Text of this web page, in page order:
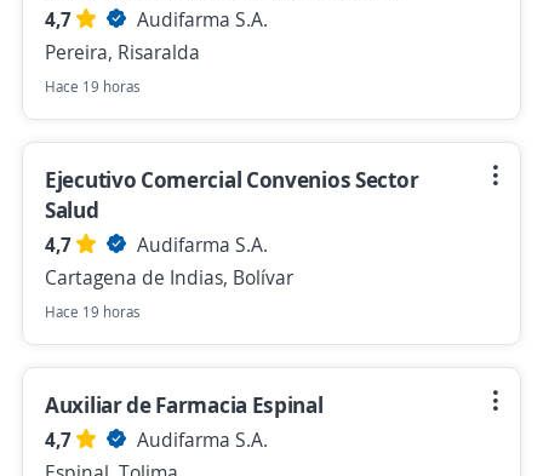
4,7
Audifarma S.A.
Pereira, Risaralda
Hace 19 horas
Ejecutivo Comercial Convenios Sector
Salud
4,7
Audifarma S.A.
Cartagena de Indias, Bolívar
Hace 19 horas
Auxiliar de Farmacia Espinal
4,7
Audifarma S.A.